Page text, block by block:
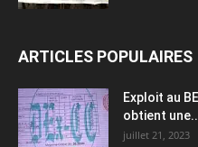
ARTICLES POPULAIRES
Exploit au
obtient
juillet 21, 2023